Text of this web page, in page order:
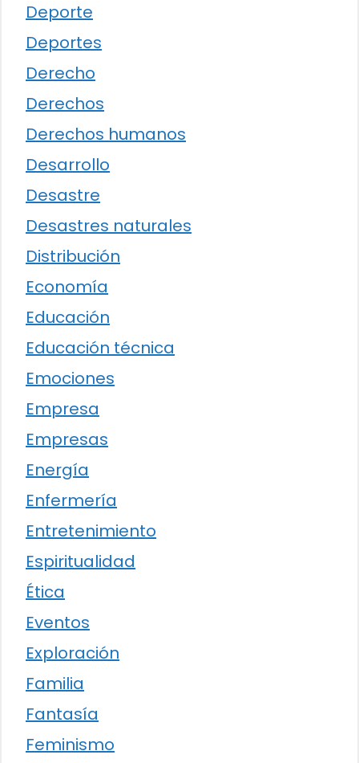
Deporte
Deportes
Derecho
Derechos
Derechos humanos
Desarrollo
Desastre
Desastres naturales
Distribución
Economía
Educación
Educación técnica
Emociones
Empresa
Empresas
Energía
Enfermería
Entretenimiento
Espiritualidad
Ética
Eventos
Exploración
Familia
Fantasía
Feminismo